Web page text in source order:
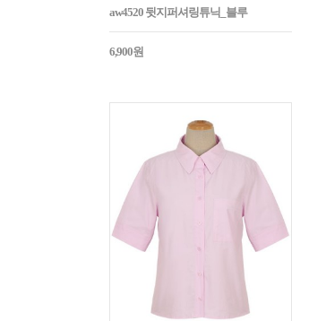
aw4520 뒷지퍼셔링튜닉_블루
6,900원